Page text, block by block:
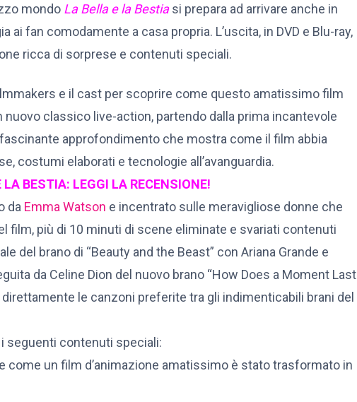
mondo La Bella e la Bestiasi prepara ad arrivare anche in
ai fan comodamente a casa propria. L’uscita, in DVD e Blu-ray,
ricca di sorprese e contenuti speciali.
e il cast per scoprire come questo amatissimo film
classico live-action, partendo dalla prima incantevole
approfondimento che mostra come il film abbia
costumi elaborati e tecnologie all’avanguardia.
LA BESTIA: LEGGI LA RECENSIONE!
da Emma Watson e incentrato sulle meravigliose donne che
film, più di 10 minuti di scene eliminate e svariati contenuti
del brano di “Beauty and the Beast” con Ariana Grande e
da Celine Dion del nuovo brano “How Does a Moment Last
le canzoni preferite tra gli indimenticabili brani del
seguenti contenuti speciali:
come un film d’animazione amatissimo è stato trasformato in